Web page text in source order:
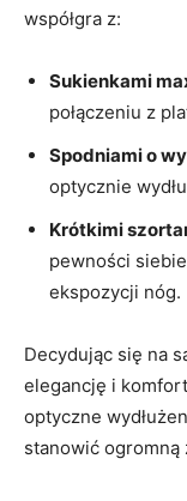
współgra z:
Sukienkami
połączeniu z
Spodniami o
optycznie
Krótkimi
pewności
ekspozycji nóg.
Decydując się na
elegancję i
optyczne
stanowić ogromną